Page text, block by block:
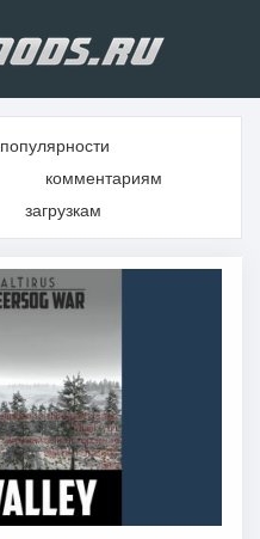
популярности
комментариям
загрузкам